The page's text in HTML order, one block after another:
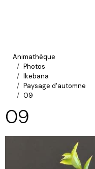
Animathèque
Photos
Ikebana
Paysage d'automne
09
09